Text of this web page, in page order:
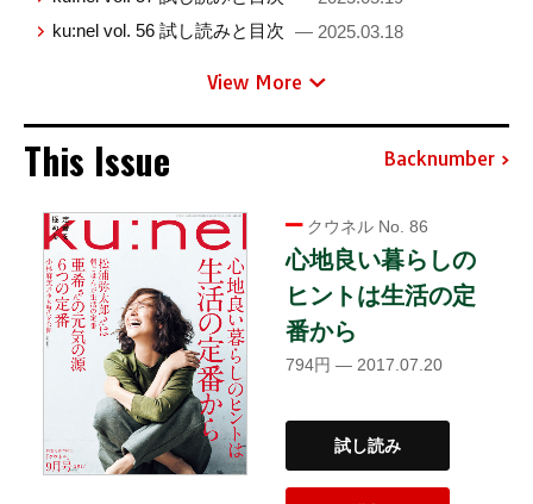
ku:nel vol. 56 試し読みと目次 — 2025.03.18
View More
This Issue Backnumber
クウネル No. 86
心地良い暮らしの
ヒントは生活の定
番から
794円 — 2017.07.20
試し読み